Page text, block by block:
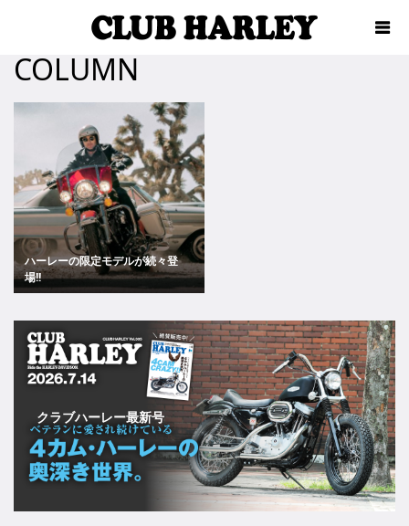
COLUMN
ハーレーの限定モデルが続々登
場!!
クラブハーレー最新号